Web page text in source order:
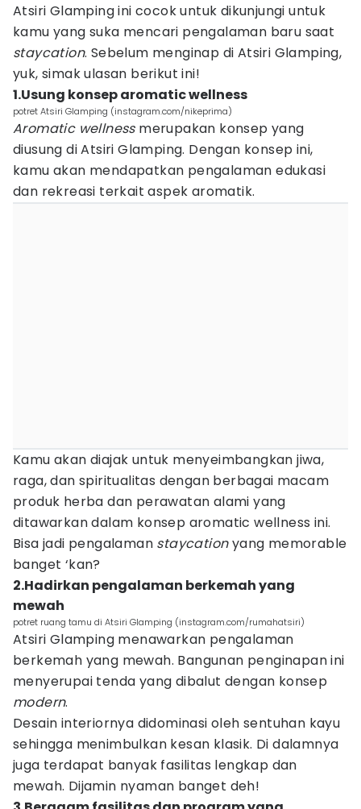
Atsiri Glamping ini cocok untuk dikunjungi untuk
kamu yang suka mencari pengalaman baru saat
staycation. Sebelum menginap di Atsiri Glamping,
yuk, simak ulasan berikut ini!
1.Usung konsep aromatic wellness
potret Atsiri Glamping (instagram.com/nikeprima)
Aromatic wellnessmerupakan konsep yang
diusung di Atsiri Glamping. Dengan konsep ini,
kamu akan mendapatkan pengalaman edukasi
dan rekreasi terkait aspek aromatik.
Kamu akan diajak untuk menyeimbangkan jiwa,
raga, dan spiritualitas dengan berbagai macam
produk herba dan perawatan alami yang
ditawarkan dalam konsep aromatic wellness ini.
Bisa jadi pengalaman staycationyang memorable
banget ‘kan?
2.Hadirkan pengalaman berkemah yang
mewah
potret ruang tamu di Atsiri Glamping (instagram.com/rumahatsiri)
Atsiri Glamping menawarkan pengalaman
berkemah yang mewah. Bangunan penginapan ini
menyerupai tenda yang dibalut dengan konsep
modern.
Desain interiornya didominasi oleh sentuhan kayu
sehingga menimbulkan kesan klasik. Di dalamnya
juga terdapat banyak fasilitas lengkap dan
mewah. Dijamin nyaman banget deh!